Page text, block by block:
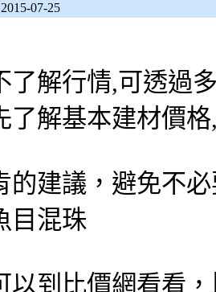
2015-07-25
了解行情,可透過
了解基本建材價格
的建議，避免不
目混珠
以到比價網看看